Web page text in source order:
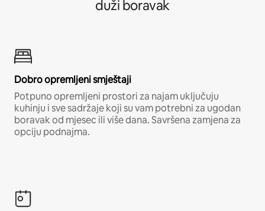
duži boravak
Dobro opremljeni smještaji
Potpuno opremljeni prostori za najam uključuju
kuhinju i sve sadržaje koji su vam potrebni za ugodan
boravak od mjesec ili više dana. Savršena zamjena za
opciju podnajma.